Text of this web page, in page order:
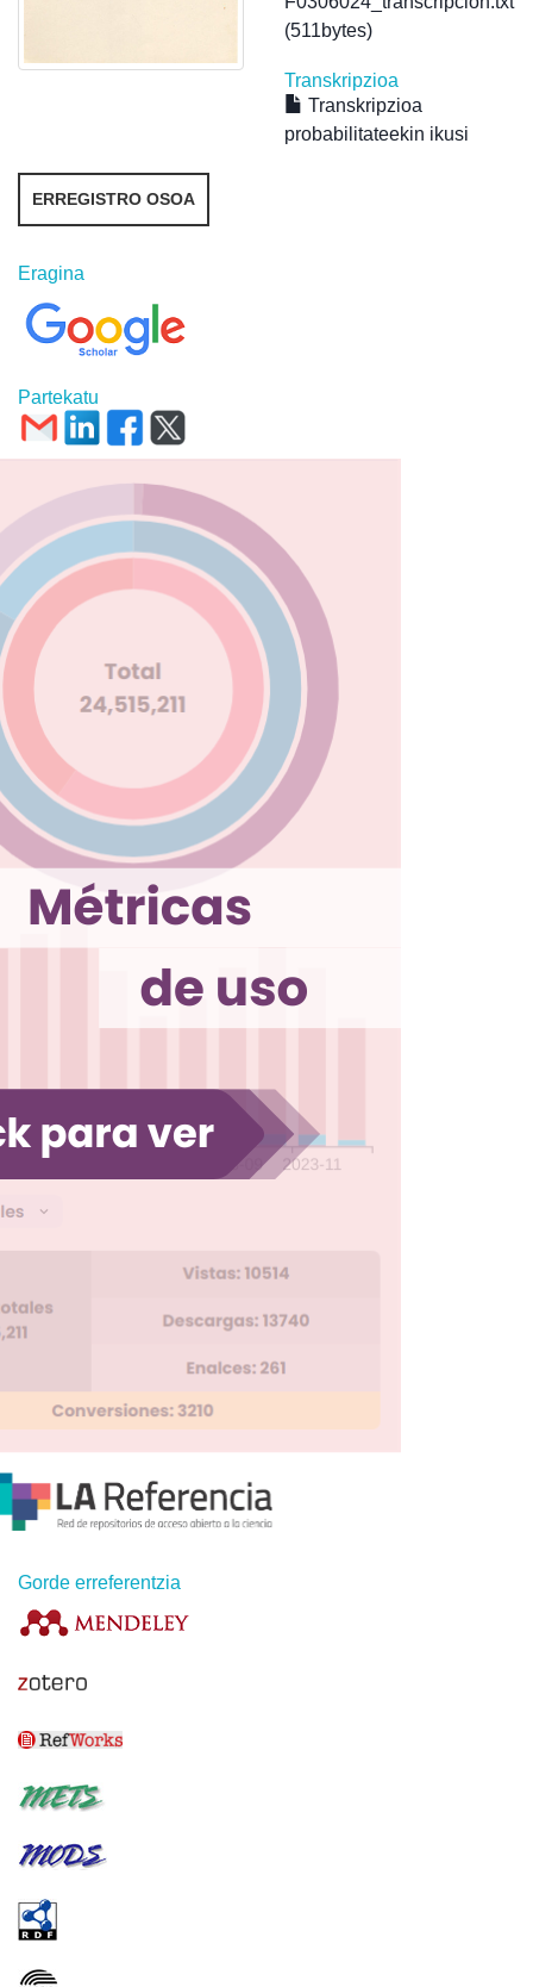
(511bytes)
Transkripzioa
Transkripzioa
probabilitateekin ikusi
ERREGISTRO OSOA
Eragina
Partekatu
Gorde erreferentzia